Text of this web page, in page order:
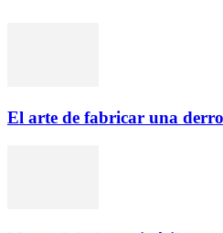
El arte de fabricar una